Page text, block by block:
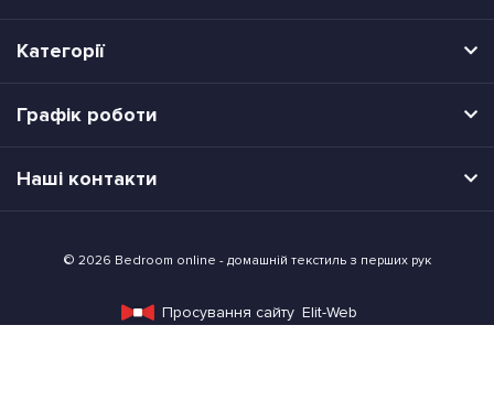
Категорії
Графік роботи
Наші контакти
© 2026 Bedroom online - домашній текстиль з перших рук
Просування сайту Elit-Web